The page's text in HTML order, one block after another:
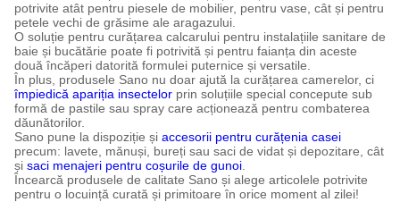
potrivite atât pentru piesele de mobilier, pentru vase, cât și pentru
petele vechi de grăsime ale aragazului.
O soluție pentru curățarea calcarului pentru instalațiile sanitare de
baie și bucătărie poate fi potrivită și pentru faianța din aceste
două încăperi datorită formulei puternice și versatile.
În plus, produsele Sano nu doar ajută la curățarea camerelor, ci
împiedică apariția insectelorprin soluțiile special concepute sub
formă de pastile sau spray care acționează pentru combaterea
dăunătorilor.
Sano pune la dispoziție și accesorii pentru curățenia casei
precum: lavete, mănuși, bureți sau saci de vidat și depozitare, cât
și saci menajeri pentru coșurile de gunoi.
Încearcă produsele de calitate Sano și alege articolele potrivite
pentru o locuință curată și primitoare în orice moment al zilei!